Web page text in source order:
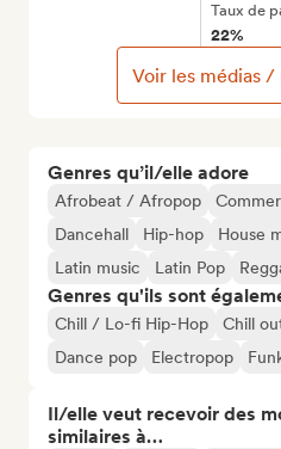
Genres qu’il/elle adore
Afrobeat / Afropop
Dancehall
Hip-hop House
Latin music
Latin Pop
Genres qu'ils sont
Chill / Lo-fi Hip-Hop Chill
Dance pop
Electropop
Il/elle veut recevoir des
similaires à…
Taux de
22%
Voir les médias /